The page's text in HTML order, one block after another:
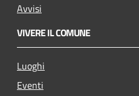
Avvisi
VIVERE IL COMUNE
Luoghi
Eventi